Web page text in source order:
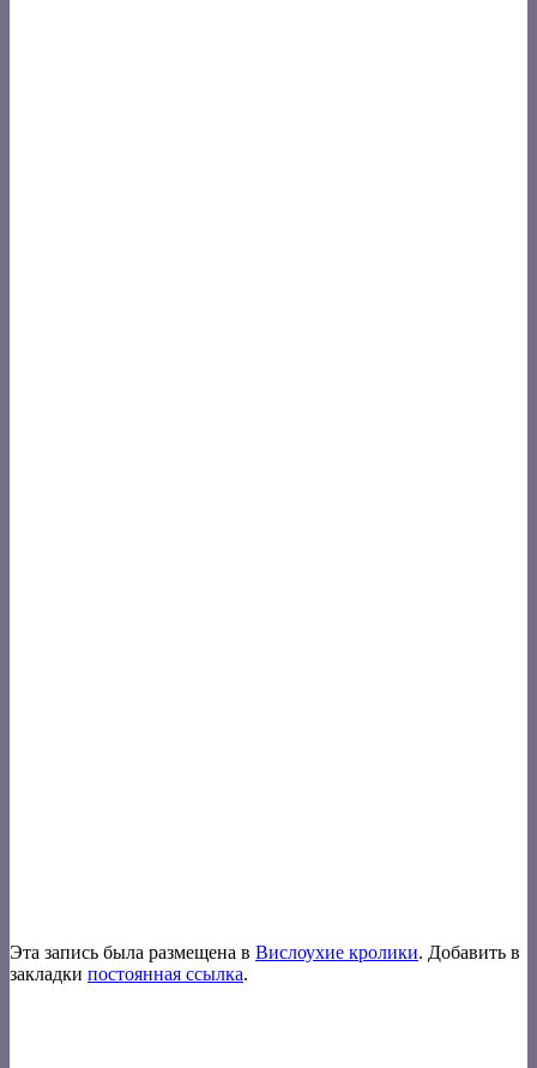
Эта запись была размещена в Вислоухие кролики. Добавить в
закладки постоянная ссылка.